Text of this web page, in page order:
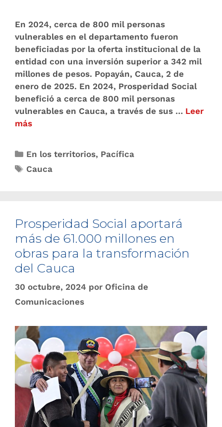
En 2024, cerca de 800 mil personas
vulnerables en el departamento fueron
beneficiadas por la oferta institucional de la
entidad con una inversión superior a 342 mil
millones de pesos. Popayán, Cauca, 2 de
enero de 2025. En 2024, Prosperidad Social
benefició a cerca de 800 mil personas
vulnerables en Cauca, a través de sus … Leer
más
En los territorios, Pacífica
Cauca
Prosperidad Social aportará
más de 61.000 millones en
obras para la transformación
del Cauca
30 octubre, 2024 por Oficina de
Comunicaciones